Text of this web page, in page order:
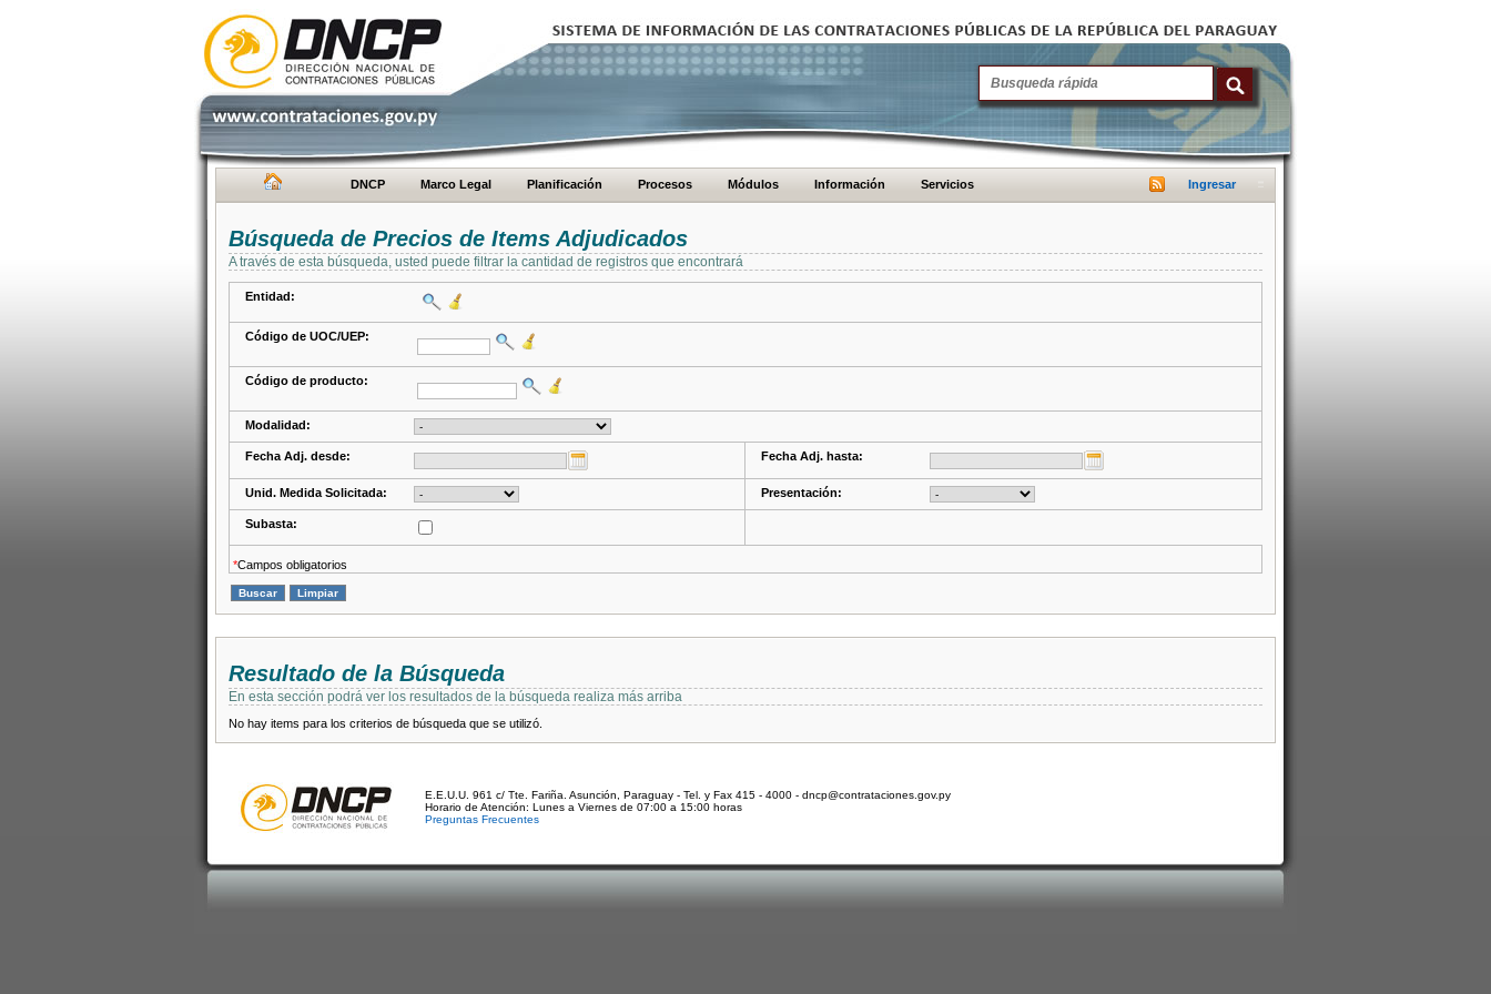
DNCP Marco Legal Planificación Procesos Módulos Información Servicios Ingresar
Búsqueda de Precios de Items Adjudicados
A través de esta búsqueda, usted puede filtrar la cantidad de registros que encontrará
Entidad:
Código de UOC/UEP:
Código de producto:
Modalidad:
Fecha Adj. desde: Fecha Adj. hasta:
Unid. Medida Solicitada: Presentación:
Subasta:
*Campos obligatorios
Resultado de la Búsqueda
En esta sección podrá ver los resultados de la búsqueda realiza más arriba
No hay items para los criterios de búsqueda que se utilizó.
E.E.U.U. 961 c/ Tte. Fariña. Asunción, Paraguay - Tel. y Fax 415 - 4000 - dncp@contrataciones.gov.py
Horario de Atención: Lunes a Viernes de 07:00 a 15:00 horas
Preguntas Frecuentes